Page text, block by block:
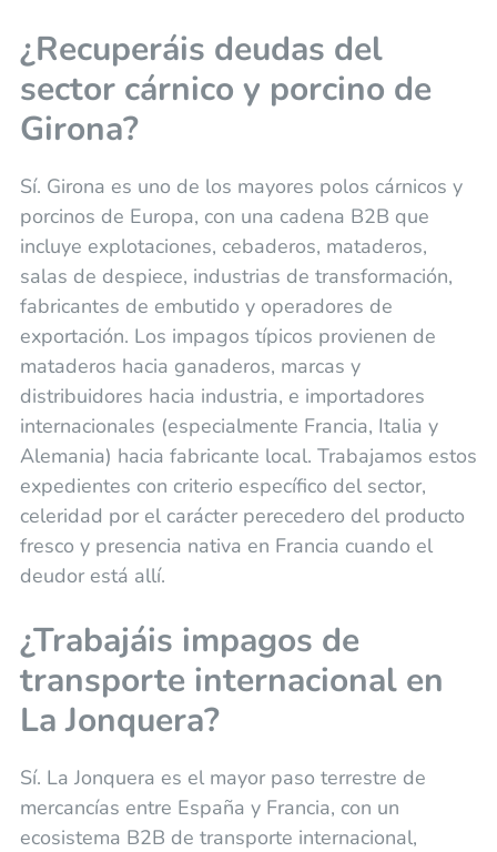
¿Recuperáis deudas del
sector cárnico y porcino de
Girona?
Sí. Girona es uno de los mayores polos cárnicos y
porcinos de Europa, con una cadena B2B que
incluye explotaciones, cebaderos, mataderos,
salas de despiece, industrias de transformación,
fabricantes de embutido y operadores de
exportación. Los impagos típicos provienen de
mataderos hacia ganaderos, marcas y
distribuidores hacia industria, e importadores
internacionales (especialmente Francia, Italia y
Alemania) hacia fabricante local. Trabajamos estos
expedientes con criterio específico del sector,
celeridad por el carácter perecedero del producto
fresco y presencia nativa en Francia cuando el
deudor está allí.
¿Trabajáis impagos de
transporte internacional en
La Jonquera?
Sí. La Jonquera es el mayor paso terrestre de
mercancías entre España y Francia, con un
ecosistema B2B de transporte internacional,